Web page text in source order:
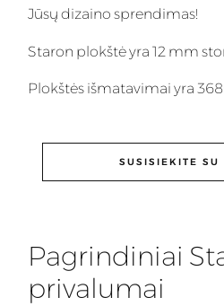
Jūsų dizaino sprendimas!
Staron plokštė yra 12 mm
Plokštės išmatavimai yra
SUSISIEKITE SU
Pagrindiniai
privalumai